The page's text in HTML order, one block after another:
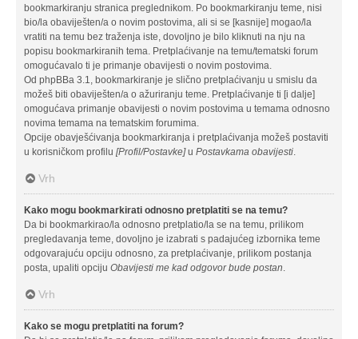
bookmarkiranju stranica preglednikom. Po bookmarkiranju teme, nisi
bio/la obaviješten/a o novim postovima, ali si se [kasnije] mogao/la
vratiti na temu bez traženja iste, dovoljno je bilo kliknuti na nju na
popisu bookmarkiranih tema. Pretplaćivanje na temu/tematski forum
omogućavalo ti je primanje obavijesti o novim postovima.
Od phpBBa 3.1, bookmarkiranje je slično pretplaćivanju u smislu da
možeš biti obaviješten/a o ažuriranju teme. Pretplaćivanje ti [i dalje]
omogućava primanje obavijesti o novim postovima u temama odnosno
novima temama na tematskim forumima.
Opcije obavješćivanja bookmarkiranja i pretplaćivanja možeš postaviti
u korisničkom profilu [Profil/Postavke]u Postavkama obavijesti.
Vrh
Kako mogu bookmarkirati odnosno pretplatiti se na temu?
Da bi bookmarkirao/la odnosno pretplatio/la se na temu, prilikom
pregledavanja teme, dovoljno je izabrati s padajućeg izbornika teme
odgovarajuću opciju odnosno, za pretplaćivanje, prilikom postanja
posta, upaliti opciju Obavijesti me kad odgovor bude postan.
Vrh
Kako se mogu pretplatiti na forum?